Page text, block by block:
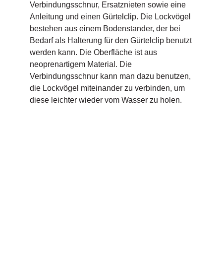
Verbindungsschnur, Ersatznieten sowie eine
Anleitung und einen Gürtelclip. Die Lockvögel
bestehen aus einem Bodenstander, der bei
Bedarf als Halterung für den Gürtelclip benutzt
werden kann. Die Oberfläche ist aus
neoprenartigem Material. Die
Verbindungsschnur kann man dazu benutzen,
die Lockvögel miteinander zu verbinden, um
diese leichter wieder vom Wasser zu holen.